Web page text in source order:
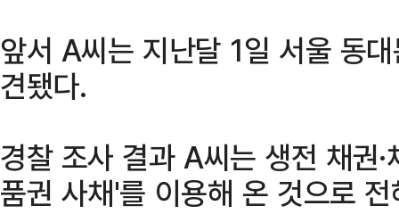
앞서 A씨는 지난달 1일 서울 동
견됐다.
경찰 조사 결과 A씨는 생전 채권
품권 사채'를 이용해 온 것으로